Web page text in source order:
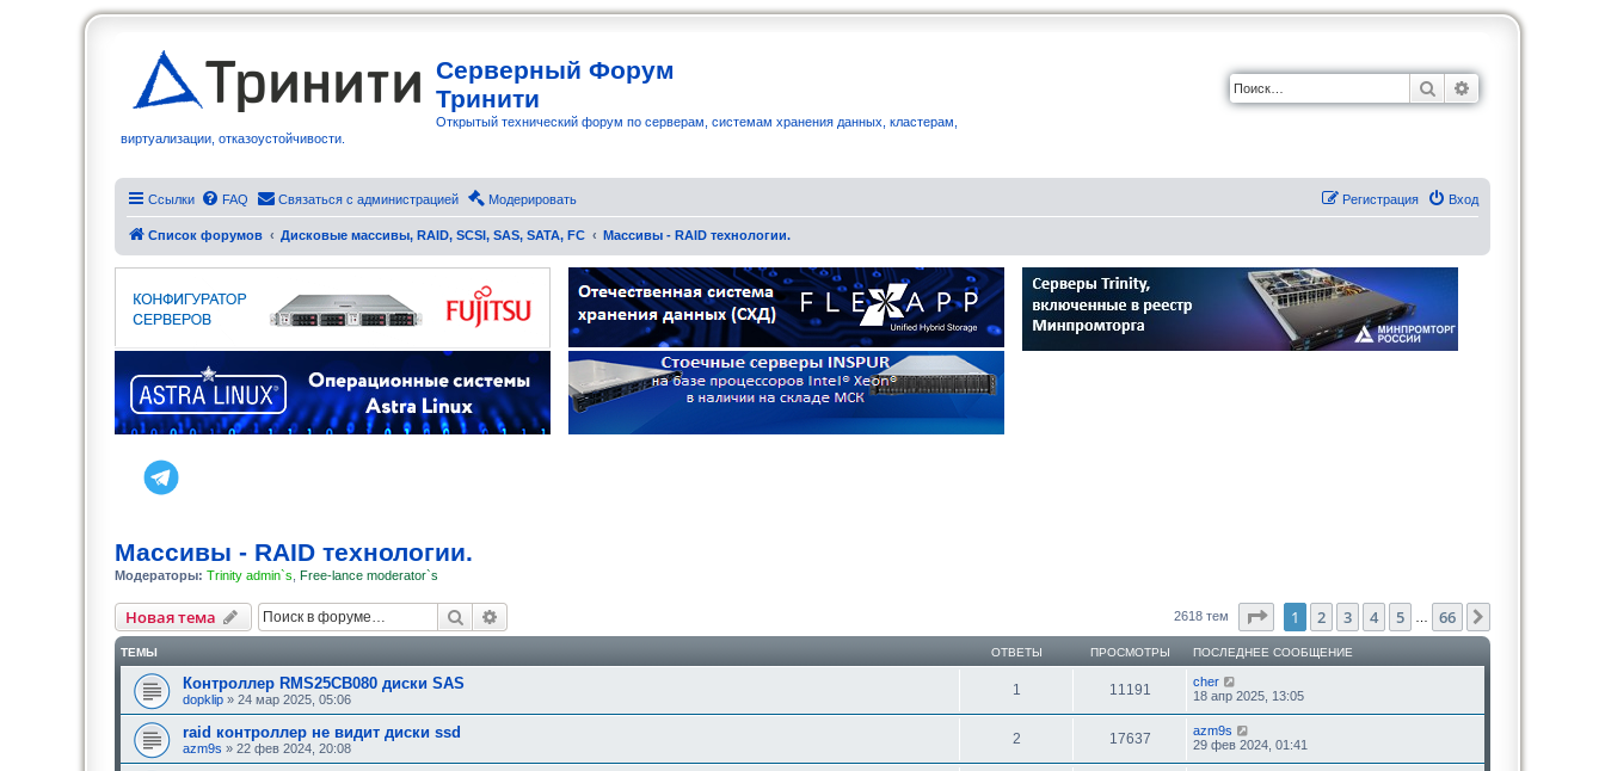
Серверный Форум
Тринити
Открытый технический форум по серверам, системам хранения данных, кластерам,
виртуализации, отказоустойчивости.
Поиск
Ссылки FAQ Связаться с администрацией Модерировать Вход
Регистрация
Список форумов Дисковые массивы, RAID, SCSI, SAS, SATA, FC Массивы - RAID технологии.
Массивы - RAID технологии.
Модераторы: Trinity admin`s Free-lance moderator`s
Новая тема Поиск 2618 тем Страница1 из 66
1 2 3 4 5 66
ТЕМЫ ОТВЕТЫ ПРОСМОТРЫ ПОСЛЕДНЕЕ СООБЩЕНИЕ
Контроллер RMS25CB080 диски SAS
dopklip » 24 мар 2025, 05:06
1 11191
cher
18 апр 2025, 13:05
raid контроллер не видит диски ssd
azm9s » 22 фев 2024, 20:08
2 17637
azm9s
29 фев 2024, 01:41